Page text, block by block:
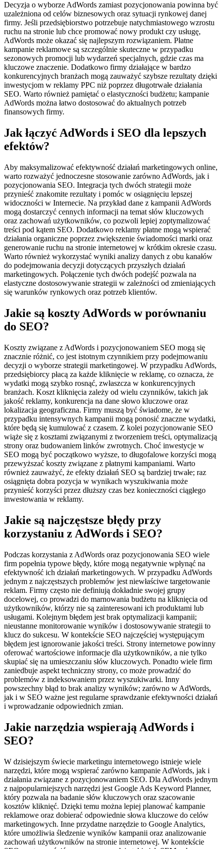
Decyzja o wyborze AdWords zamiast pozycjonowania powinna być
uzależniona od celów biznesowych oraz sytuacji rynkowej danej
firmy. Jeśli przedsiębiorstwo potrzebuje natychmiastowego wzrostu
ruchu na stronie lub chce promować nowy produkt czy usługę,
AdWords może okazać się najlepszym rozwiązaniem. Płatne
kampanie reklamowe są szczególnie skuteczne w przypadku
sezonowych promocji lub wydarzeń specjalnych, gdzie czas ma
kluczowe znaczenie. Dodatkowo firmy działające w bardzo
konkurencyjnych branżach mogą zauważyć szybsze rezultaty dzięki
inwestycjom w reklamy PPC niż poprzez długotrwałe działania
SEO. Warto również pamiętać o elastyczności budżetu; kampanie
AdWords można łatwo dostosować do aktualnych potrzeb
finansowych firmy.
Jak łączyć AdWords i SEO dla lepszych
efektów?
Aby maksymalizować efektywność działań marketingowych online,
warto rozważyć jednoczesne stosowanie zarówno AdWords, jak i
pozycjonowania SEO. Integracja tych dwóch strategii może
przynieść znakomite rezultaty i pomóc w osiągnięciu lepszej
widoczności w Internecie. Na przykład dane z kampanii AdWords
mogą dostarczyć cennych informacji na temat słów kluczowych
oraz zachowań użytkowników, co pozwoli lepiej zoptymalizować
treści pod kątem SEO. Dodatkowo reklamy płatne mogą wspierać
działania organiczne poprzez zwiększenie świadomości marki oraz
generowanie ruchu na stronie internetowej w krótkim okresie czasu.
Warto również wykorzystać wyniki analizy danych z obu kanałów
do podejmowania decyzji dotyczących przyszłych działań
marketingowych. Połączenie tych dwóch podejść pozwala na
elastyczne dostosowywanie strategii w zależności od zmieniających
się warunków rynkowych oraz potrzeb klientów.
Jakie są koszty AdWords w porównaniu
do SEO?
Koszty związane z AdWords i pozycjonowaniem SEO mogą się
znacznie różnić, co jest istotnym czynnikiem przy podejmowaniu
decyzji o wyborze strategii marketingowej. W przypadku AdWords,
przedsiębiorcy płacą za każde kliknięcie w reklamę, co oznacza, że
wydatki mogą szybko rosnąć, zwłaszcza w konkurencyjnych
branżach. Koszt kliknięcia zależy od wielu czynników, takich jak
jakość reklamy, konkurencja na dane słowo kluczowe oraz
lokalizacja geograficzna. Firmy muszą być świadome, że w
przypadku intensywnych kampanii mogą ponosić znaczne wydatki,
które będą się kumulować z czasem. Z kolei pozycjonowanie SEO
wiąże się z kosztami związanymi z tworzeniem treści, optymalizacją
strony oraz budowaniem linków zwrotnych. Choć inwestycje w
SEO mogą być początkowo wyższe, to długofalowe korzyści mogą
przewyższać koszty związane z płatnymi kampaniami. Warto
również zauważyć, że efekty działań SEO są bardziej trwałe; raz
osiągnięta dobra pozycja w wynikach wyszukiwania może
przynieść korzyści przez dłuższy czas bez konieczności ciągłego
inwestowania w reklamy.
Jakie są najczęstsze błędy przy
korzystaniu z AdWords i SEO?
Podczas korzystania z AdWords oraz pozycjonowania SEO wiele
firm popełnia typowe błędy, które mogą negatywnie wpłynąć na
efektywność ich działań marketingowych. W przypadku AdWords
jednym z najczęstszych problemów jest niewłaściwe targetowanie
reklam. Firmy często nie definiują dokładnie swojej grupy
docelowej, co prowadzi do marnowania budżetu na kliknięcia od
użytkowników, którzy nie są zainteresowani ich produktami lub
usługami. Kolejnym błędem jest brak optymalizacji kampanii;
nieustanne monitorowanie wyników i dostosowywanie strategii to
klucz do sukcesu. W kontekście SEO najczęściej występującym
błędem jest ignorowanie jakości treści. Strony internetowe powinny
oferować wartościowe informacje dla użytkowników, a nie tylko
skupiać się na umieszczaniu słów kluczowych. Ponadto wiele firm
zaniedbuje aspekt techniczny strony, co może prowadzić do
problemów z indeksowaniem przez wyszukiwarki. Inny
powszechny błąd to brak analizy wyników; zarówno w AdWords,
jak i w SEO ważne jest regularne sprawdzanie efektywności działań
i wprowadzanie odpowiednich zmian.
Jakie narzędzia wspierają AdWords i
SEO?
W dzisiejszym świecie marketingu internetowego istnieje wiele
narzędzi, które mogą wspierać zarówno kampanie AdWords, jak i
działania związane z pozycjonowaniem SEO. Dla AdWords jednym
z najpopularniejszych narzędzi jest Google Ads Keyword Planner,
który pozwala na badanie słów kluczowych oraz szacowanie
kosztów kliknięć. Dzięki temu można lepiej planować kampanie
reklamowe oraz dobierać odpowiednie słowa kluczowe do celów
marketingowych. Inne przydatne narzędzie to Google Analytics,
które umożliwia śledzenie wyników kampanii oraz analizowanie
zachowań użytkowników na stronie internetowej. W kontekście